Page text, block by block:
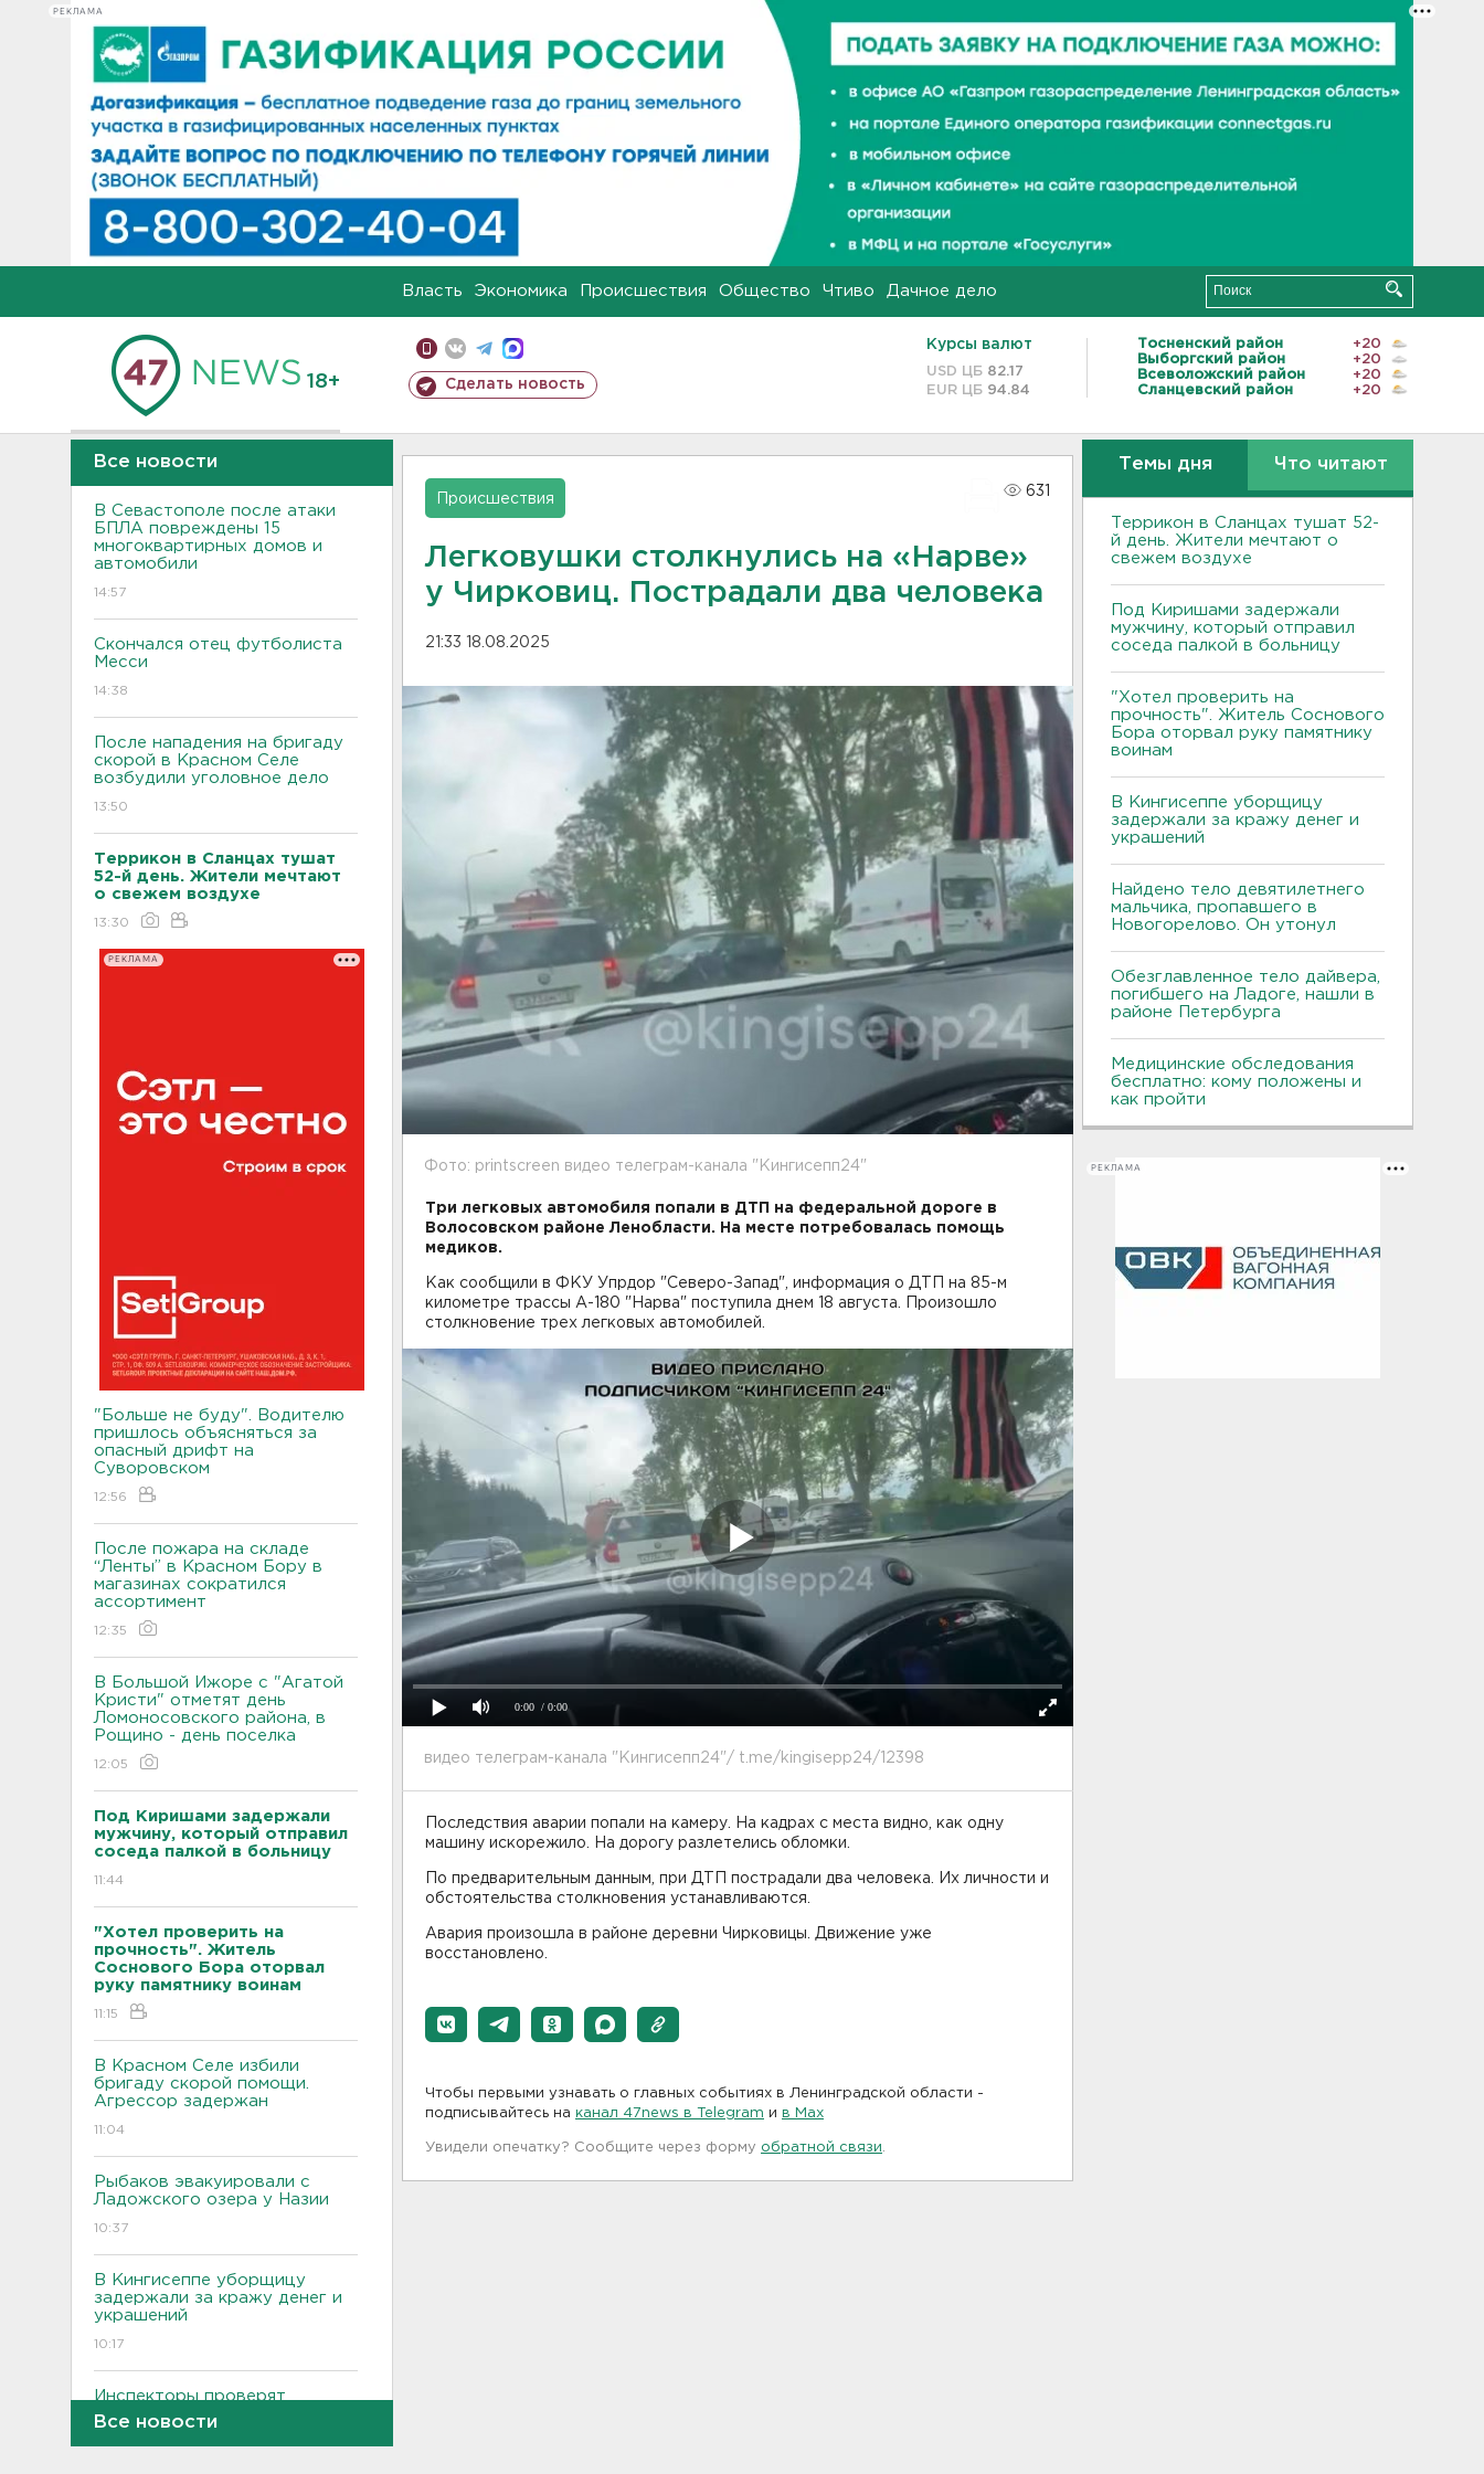
РЕКЛАМА
Власть Экономика Происшествия Общество Чтиво Дачное дело
18+ Сделать новость
Курсы валют
USD ЦБ 82.17
EUR ЦБ 94.84
Тосненский район
+20
Выборгский район
+20
Всеволожский район
+20
Сланцевский район
+20
Все новости
В Севастополе после атаки
БПЛА повреждены 15
многоквартирных домов и
автомобили
14:57
Скончался отец футболиста
Месси
14:38
После нападения на бригаду
скорой в Красном Селе
возбудили уголовное дело
13:50
Террикон в Сланцах тушат
52-й день. Жители мечтают
о свежем воздухе
13:30
РЕКЛАМА
"Больше не буду". Водителю
пришлось объясняться за
опасный дрифт на
Суворовском
12:56
После пожара на складе
“Ленты” в Красном Бору в
магазинах сократился
ассортимент
12:35
В Большой Ижоре с "Агатой
Кристи" отметят день
Ломоносовского района, в
Рощино - день поселка
12:05
Под Киришами задержали
мужчину, который отправил
соседа палкой в больницу
11:44
"Хотел проверить на
прочность". Житель
Соснового Бора оторвал
руку памятнику воинам
11:15
В Красном Селе избили
бригаду скорой помощи.
Агрессор задержан
11:04
Рыбаков эвакуировали с
Ладожского озера у Назии
10:37
В Кингисеппе уборщицу
задержали за кражу денег и
украшений
10:17
Инспекторы проверят
водителей на трезвость в
Петербурге и Ленобласти
Все новости
Происшествия
631
Легковушки столкнулись на «Нарве»
у Чирковиц. Пострадали два человека
21:33 18.08.2025
Фото: printscreen видео телеграм-канала "Кингисепп24"
Три легковых автомобиля попали в ДТП на федеральной дороге в
Волосовском районе Ленобласти. На месте потребовалась помощь
медиков.
Как сообщили в ФКУ Упрдор "Северо-Запад", информация о ДТП на 85-м
километре трассы А-180 "Нарва" поступила днем 18 августа. Произошло
столкновение трех легковых автомобилей.
0:00 / 0:00
видео телеграм-канала "Кингисепп24"/ t.me/kingisepp24/12398
Последствия аварии попали на камеру. На кадрах с места видно, как одну
машину искорежило. На дорогу разлетелись обломки.
По предварительным данным, при ДТП пострадали два человека. Их личности и
обстоятельства столкновения устанавливаются.
Авария произошла в районе деревни Чирковицы. Движение уже
восстановлено.
Чтобы первыми узнавать о главных событиях в Ленинградской области -
подписывайтесь на канал 47news в Telegram и в Maх
Увидели опечатку? Сообщите через форму обратной связи
Темы дня Что читают
Террикон в Сланцах тушат 52-
й день. Жители мечтают о
свежем воздухе
Под Киришами задержали
мужчину, который отправил
соседа палкой в больницу
"Хотел проверить на
прочность". Житель Соснового
Бора оторвал руку памятнику
воинам
В Кингисеппе уборщицу
задержали за кражу денег и
украшений
Найдено тело девятилетнего
мальчика, пропавшего в
Новогорелово. Он утонул
Обезглавленное тело дайвера,
погибшего на Ладоге, нашли в
районе Петербурга
Медицинские обследования
бесплатно: кому положены и
как пройти
РЕКЛАМА